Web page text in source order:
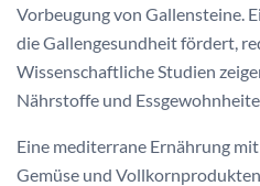
Vorbeugung von Gallensteine.
die Gallengesundheit fördert,
Wissenschaftliche Studien
Nährstoffe und
Eine mediterrane Ernährung
Gemüse und